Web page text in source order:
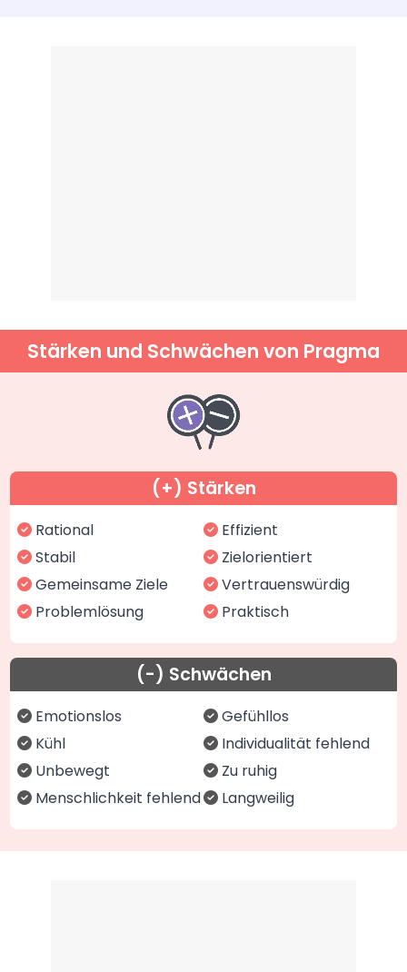
Stärken und Schwächen von Pragma
(+) Stärken
Rational
Stabil
Gemeinsame Ziele
Problemlösung
Effizient
Zielorientiert
Vertrauenswürdig
Praktisch
(-) Schwächen
Emotionslos
Kühl
Unbewegt
Menschlichkeit fehlend
Gefühllos
Individualität fehlend
Zu ruhig
Langweilig